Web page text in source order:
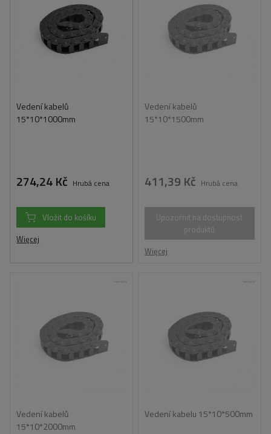
Vedení kabelů
15*10*1000mm
274,24 Kč Hrubá cena
Vložit do košíku
Więcej
Vedení kabelů
15*10*1500mm
411,39 Kč Hrubá cena
Upozornit na dostupnost
produktů
Więcej
Vedení kabelů
15*10*2000mm
Vedení kabelu 15*10*500mm